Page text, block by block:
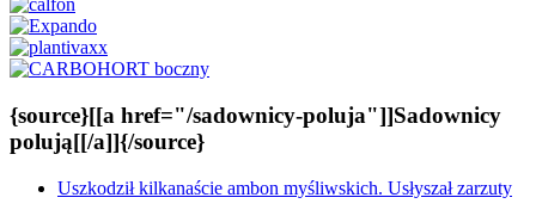
{source}[[a href="/sadownicy-poluja"]]Sadownicy
polują[[/a]]{/source}
Uszkodził kilkanaście ambon myśliwskich. Usłyszał zarzuty